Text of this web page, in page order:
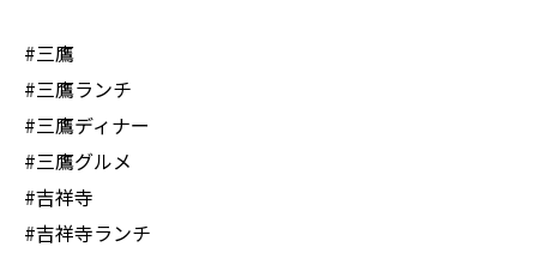
#三鷹
#三鷹ランチ
#三鷹ディナー
#三鷹グルメ
#吉祥寺
#吉祥寺ランチ